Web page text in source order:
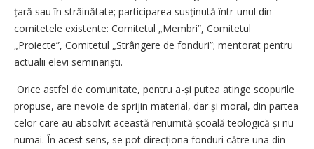
țară sau în străinătate; participarea susținută într-unul din
comitetele existente: Comitetul „Membri”, Comitetul
„Proiecte”, Comitetul „Strângere de fonduri”; mentorat pentru
actualii elevi seminariști.
Orice astfel de comunitate, pentru a-și putea atinge scopurile
propuse, are nevoie de sprijin material, dar și moral, din partea
celor care au absolvit această renumită școală teologică și nu
numai. În acest sens, se pot direcționa fonduri către una din